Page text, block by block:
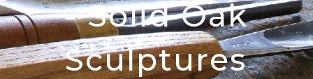
- Solid Oak
Sculptures